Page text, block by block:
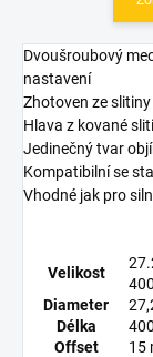
Dvoušroubový
nastavení
Zhotoven ze
Hlava z kované
Jedinečný tvar
Kompatibilní se
Vhodné jak pro
Velikost
Diameter
Délka
Offset
15